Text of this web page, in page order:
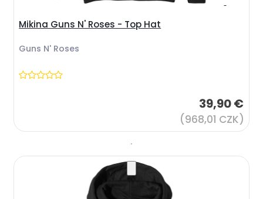
Mikina Guns N' Roses - Top Hat
Guns N' Roses
39,90 €
(968,01 CZK)